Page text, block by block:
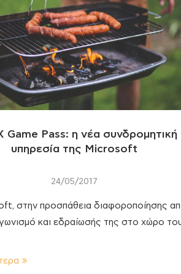
Game Pass: η νέα συνδρομητική
υπηρεσία της Microsoft
24/05/2017
στην προσπάθεια διαφοροποίησης
και εδραίωσής της στο χώρο